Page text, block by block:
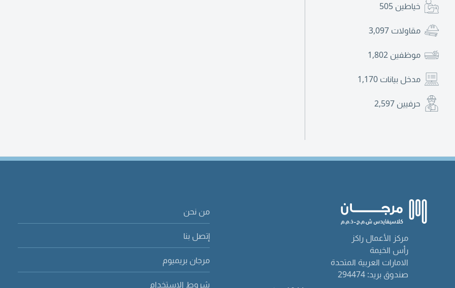
خياطين 505
مقاولات 3,097
موظفين 1,802
مدخل بيانات 1,170
حرفيين 2,597
مركز الأعمال راكز
رأس الخيمة
الامارات العربية المتحدة
صندوق بريد: 294474
من نحن
إتصل بنا
مرجان بريميوم
شروط الاستخدام